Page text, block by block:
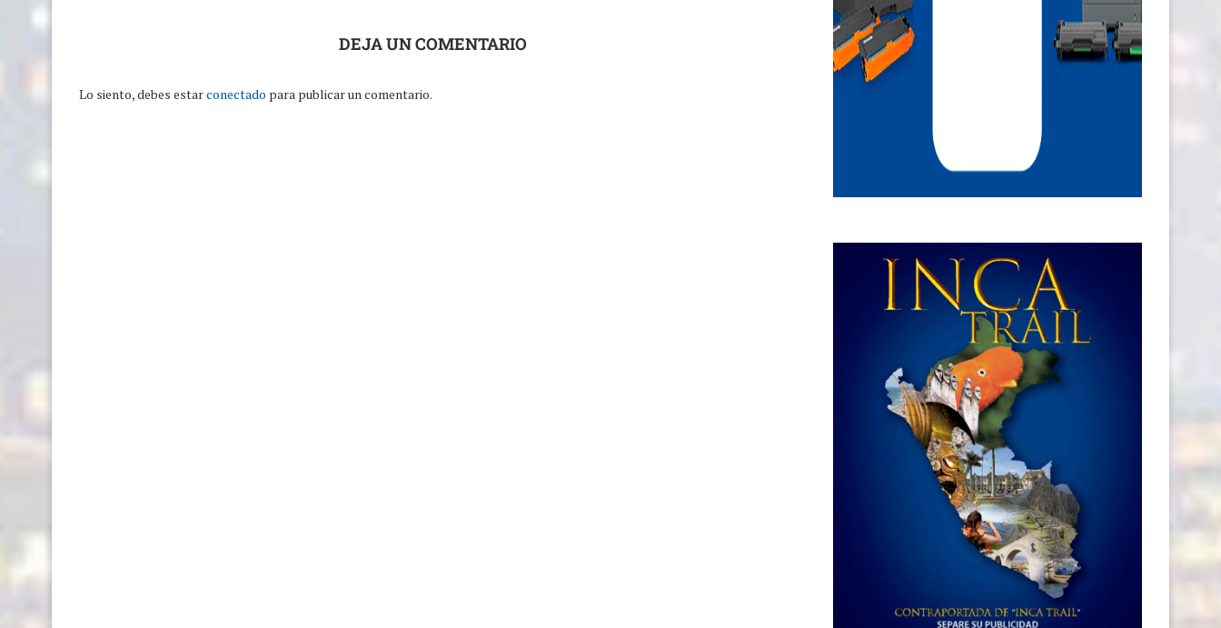
DEJA UN COMENTARIO
Lo siento, debes estarconectado para publicar un comentario.